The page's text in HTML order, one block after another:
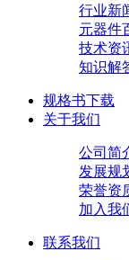
行业新
元器件
技术资
知识解
规格书下载
关于我们
公司简
发展规
荣誉资
加入我
联系我们